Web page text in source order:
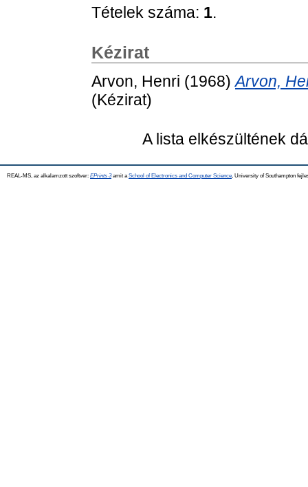
Tételek száma: 1.
Kézirat
Arvon, Henri (1968)Arvon,
(Kézirat)
A lista elkészültének
REAL-MS, az alkalamzott szoftver: EPrints 3amit a School of Electronics and Computer Science , University of Southampton